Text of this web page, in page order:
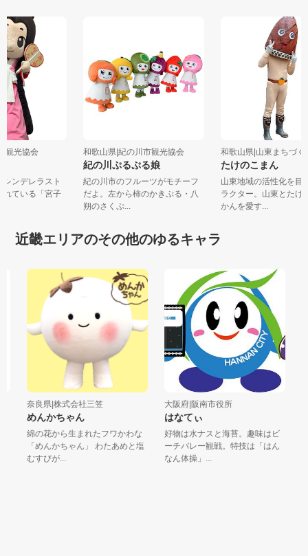
観光協会
シンデレラスト
れている「宮子
和歌山県|紀の川市観光協会
紀の川ぷるぷる娘
紀の川市のフルーツがモチーフ
だよ。左から柿のかきぷる・八
朔のさくぷ...
和歌山県|山東まちづ
たけのこまん
山東地域の活性化を
ラクター。山東とた
かんを愛す...
近畿エリアのその他のゆるキャラ
奈良県|株式会社三笠
めんかちゃん
綿の花から生まれたフワかわな
「めんかちゃん」 わたあめと塩
むすびが...
大阪府|阪南市役所
はなてぃ
好物は水ナスと海苔。趣味はビ
ーチバレー観戦。特技は「はん
なん体操」...